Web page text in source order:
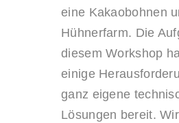
eine Kakaobohnen
Hühnerfarm. Die
diesem Workshop
einige
ganz eigene
Lösungen bereit.